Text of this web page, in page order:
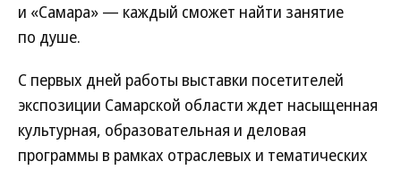
и «Самара» — каждый сможет найти занятие
по душе.
С первых дней работы выставки посетителей
экспозиции Самарской области ждет насыщенная
культурная, образовательная и деловая
программы в рамках отраслевых и тематических